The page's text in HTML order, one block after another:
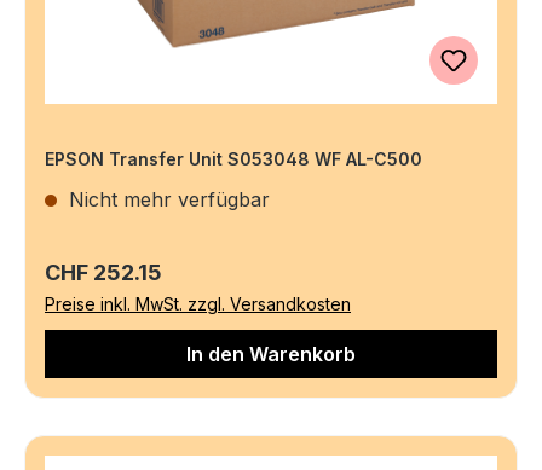
EPSON Transfer Unit S053048 WF AL-C500
Nicht mehr verfügbar
Regulärer Preis:
CHF 252.15
Preise inkl. MwSt. zzgl. Versandkosten
In den Warenkorb